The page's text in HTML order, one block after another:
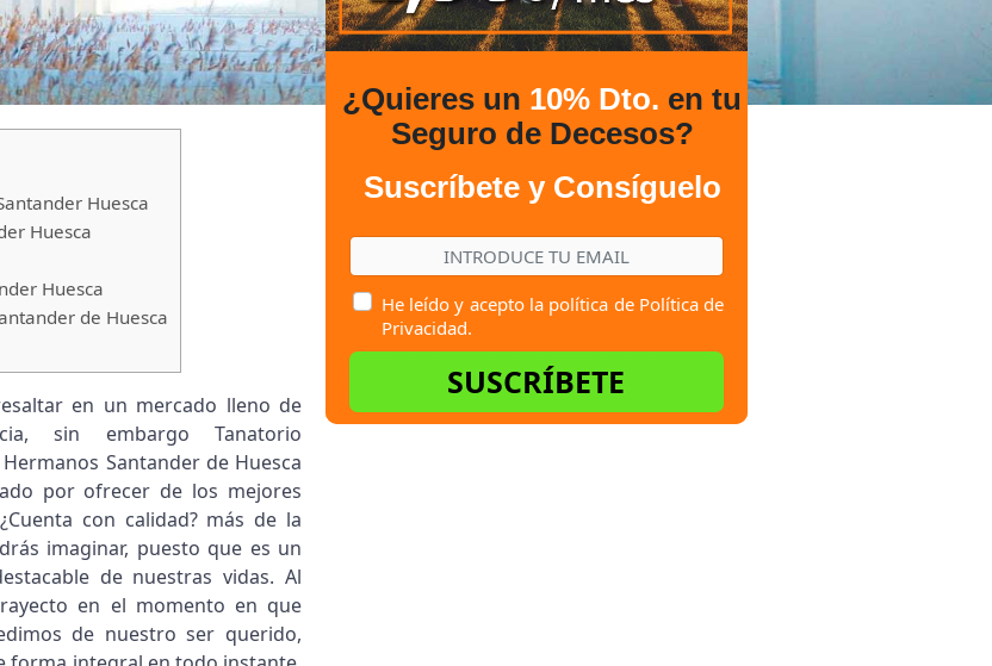
¿Quieres un 10% Dto. en tu
Seguro de Decesos?
Suscríbete y Consíguelo
He leído y acepto la política de Política de
Privacidad.
SUSCRÍBETE
Huesca
Huesca
Huesca
de Huesca
en un mercado lleno de
sin embargo Tanatorio
Santander de Huesca
por ofrecer de los mejores
con calidad? más de la
imaginar, puesto que es un
de nuestras vidas. Al
en el momento en que
de nuestro ser querido,